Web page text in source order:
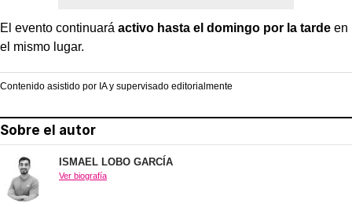
El evento continuará activo hasta el domingo por la tarde en
el mismo lugar.
Contenido asistido por IA y supervisado editorialmente
Sobre el autor
ISMAEL LOBO GARCÍA
Ver biografía